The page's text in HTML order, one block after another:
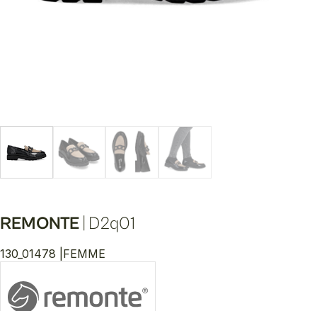
REMONTE D2q01
130_01478 | FEMME